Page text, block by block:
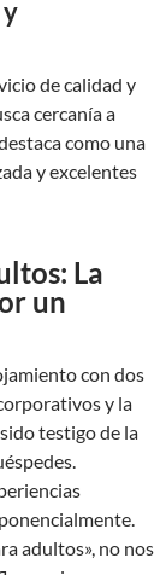
de calidad y
cercanía a
como una
y excelentes
La
un
con dos
y la
testigo de la
adultos», no nos